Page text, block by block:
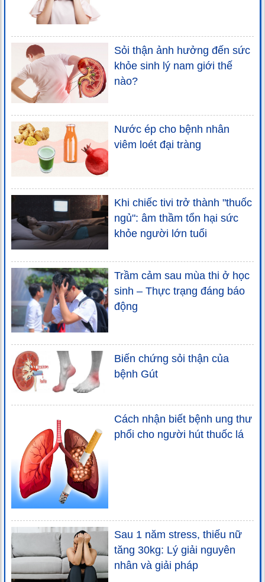
Sỏi thận ảnh hưởng đến sức
khỏe sinh lý nam giới thế
nào?
Nước ép cho bệnh nhân
viêm loét đại tràng
Khi chiếc tivi trở thành "thuốc
ngủ": âm thầm tổn hại sức
khỏe người lớn tuổi
Trầm cảm sau mùa thi ở học
sinh – Thực trạng đáng báo
động
Biến chứng sỏi thận của
bệnh Gút
Cách nhận biết bệnh ung thư
phổi cho người hút thuốc lá
Sau 1 năm stress, thiếu nữ
tăng 30kg: Lý giải nguyên
nhân và giải pháp